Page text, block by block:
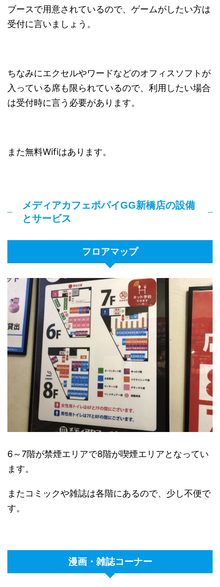
ブースで用意されているので、ゲームがしたい方は
受付に言いましょう。
ちなみにエクセルやワードなどのオフィスソフトが
入っている席も限られているので、利用したい場合
は受付時に言う必要があります。
また無料Wifiはあります。
メディアカフェポパイGG新橋店の設備
とサービス
フロアマップ
6～7階が禁煙エリアで8階が喫煙エリアとなってい
ます。
またコミックや雑誌は各階にあるので、少し不便で
す。
漫画・雑誌コーナー